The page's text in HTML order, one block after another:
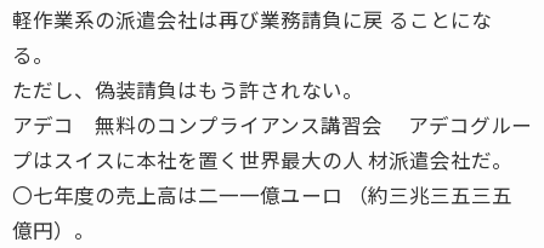
軽作業系の派遣会社は再び業務請負に戻 ることにな
る。
ただし、偽装請負はもう許されない。
アデコ 無料のコンプライアンス講習会 アデコグルー
プはスイスに本社を置く世界最大の人 材派遣会社だ。
〇七年度の売上高は二一一億ユーロ （約三兆三五三五
億円）。